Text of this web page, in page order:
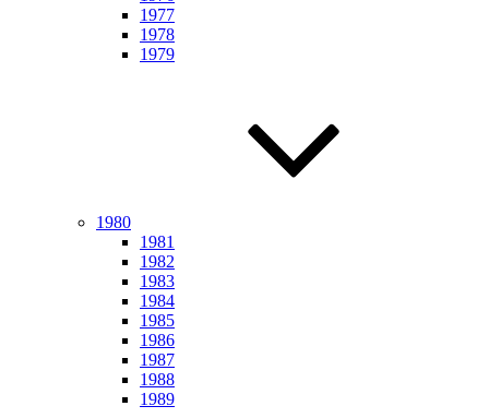
1977
1978
1979
1980
1981
1982
1983
1984
1985
1986
1987
1988
1989